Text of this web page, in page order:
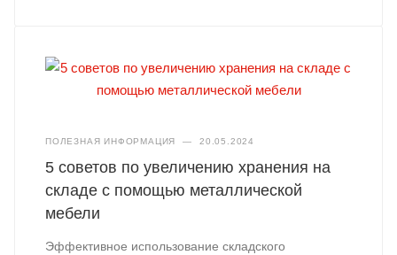
ПОЛЕЗНАЯ ИНФОРМАЦИЯ — 20.05.2024
5 советов по увеличению хранения на
складе с помощью металлической
мебели
Эффективное использование складского